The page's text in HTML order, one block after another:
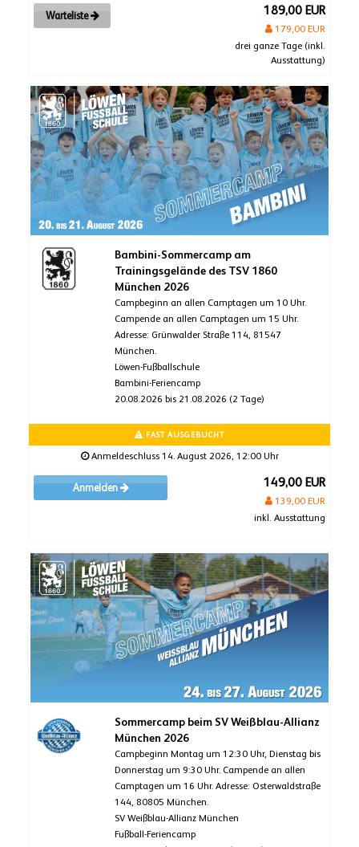
Warteliste 189,00 EUR
179,00 EUR
drei ganze Tage (inkl.
Ausstattung)
Bambini-Sommercamp am
Trainingsgelände des TSV 1860
München 2026
Campbeginn an allen Camptagen um 10 Uhr.
Campende an allen Camptagen um 15 Uhr.
Adresse: Grünwalder Straße 114, 81547
München.
Löwen-Fußballschule
Bambini-Feriencamp
20.08.2026 bis 21.08.2026 (2 Tage)
FAST AUSGEBUCHT
Anmeldeschluss 14. August 2026, 12:00 Uhr
Anmelden 149,00 EUR
139,00 EUR
inkl. Ausstattung
Sommercamp beim SV Weißblau-Allianz
München 2026
Campbeginn Montag um 12:30 Uhr, Dienstag bis
Donnerstag um 9:30 Uhr. Campende an allen
Camptagen um 16 Uhr. Adresse: Osterwaldstraße
144, 80805 München.
SV Weißblau-Allianz München
Fußball-Feriencamp